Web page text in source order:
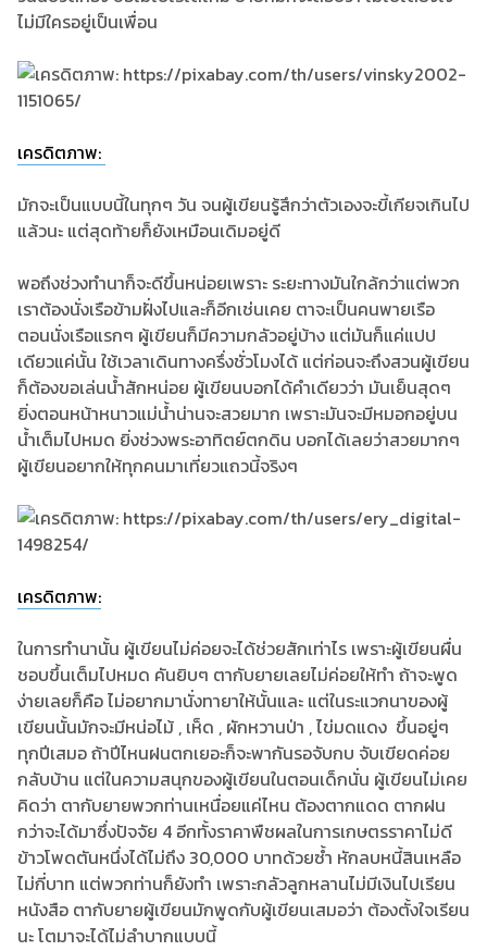
ไม่มีใครอยู่เป็นเพื่อน
เครดิตภาพ:
มักจะเป็นแบบนี้ในทุกๆ วัน จนผู้เขียนรู้สึกว่าตัวเองจะขี้เกียจเกินไป
แล้วนะ แต่สุดท้ายก็ยังเหมือนเดิมอยู่ดี
พอถึงช่วงทำนาก็จะดีขึ้นหน่อยเพราะ ระยะทางมันใกล้กว่าแต่พวก
เราต้องนั่งเรือข้ามฝั่งไปและก็อีกเช่นเคย ตาจะเป็นคนพายเรือ
ตอนนั่งเรือแรกๆ ผู้เขียนก็มีความกลัวอยู่บ้าง แต่มันก็แค่แปป
เดียวแค่นั้น ใช้เวลาเดินทางครึ่งชั่วโมงได้ แต่ก่อนจะถึงสวนผู้เขียน
ก็ต้องขอเล่นน้ำสักหน่อย ผู้เขียนบอกได้คำเดียวว่า มันเย็นสุดๆ
ยิ่งตอนหน้าหนาวแม่น้ำน่านจะสวยมาก เพราะมันจะมีหมอกอยู่บน
น้ำเต็มไปหมด ยิ่งช่วงพระอาทิตย์ตกดิน บอกได้เลยว่าสวยมากๆ
ผู้เขียนอยากให้ทุกคนมาเที่ยวแถวนี้จริงๆ
เครดิตภาพ:
ในการทำนานั้น ผู้เขียนไม่ค่อยจะได้ช่วยสักเท่าไร เพราะผู้เขียนผื่น
ชอบขึ้นเต็มไปหมด คันยิบๆ ตากับยายเลยไม่ค่อยให้ทำ ถ้าจะพูด
ง่ายเลยก็คือ ไม่อยากมานั่งทายาให้นั้นและ แต่ในระแวกนาของผู้
เขียนนั้นมักจะมีหน่อไม้ , เห็ด , ผักหวานป่า , ไข่มดแดง ขึ้นอยู่ๆ
ทุกปีเสมอ ถ้าปีไหนฝนตกเยอะก็จะพากันรอจับกบ จับเขียดค่อย
กลับบ้าน แต่ในความสนุกของผู้เขียนในตอนเด็กนั่น ผู้เขียนไม่เคย
คิดว่า ตากับยายพวกท่านเหนื่อยแค่ไหน ต้องตากแดด ตากฝน
กว่าจะได้มาซึ่งปัจจัย 4 อีกทั้งราคาพืชผลในการเกษตรราคาไม่ดี
ข้าวโพดตันหนึ่งได้ไม่ถึง 30,000 บาทด้วยซ้ำ หักลบหนี้สินเหลือ
ไม่กี่บาท แต่พวกท่านก็ยังทำ เพราะกลัวลูกหลานไม่มีเงินไปเรียน
หนังสือ ตากับยายผู้เขียนมักพูดกับผู้เขียนเสมอว่า ต้องตั้งใจเรียน
นะ โตมาจะได้ไม่ลำบากแบบนี้